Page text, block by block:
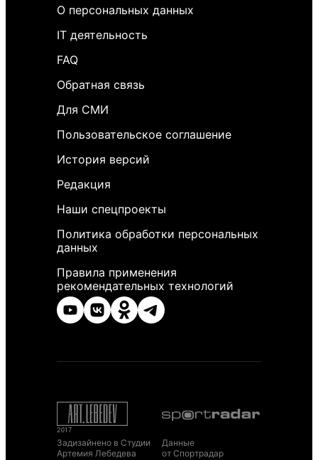
О персональных данных
IT деятельность
FAQ
Обратная связь
Для СМИ
Пользовательское соглашение
История версий
Редакция
Наши спецпроекты
Политика обработки персональных
данных
Правила применения
рекомендательных технологий
Задизайнено в Студии
Артемия Лебедева
Данные
от Спортрадар